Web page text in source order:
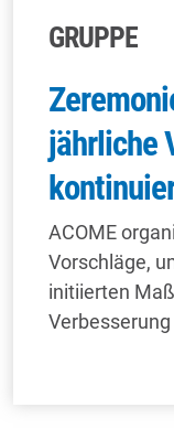
GRUPPE
jährliche
ACOME
Vorschläge,
initiierten